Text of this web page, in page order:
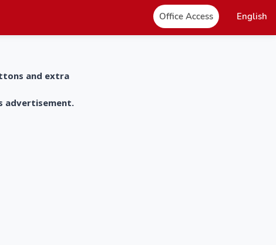
Office Access English
and extra
advertisement.